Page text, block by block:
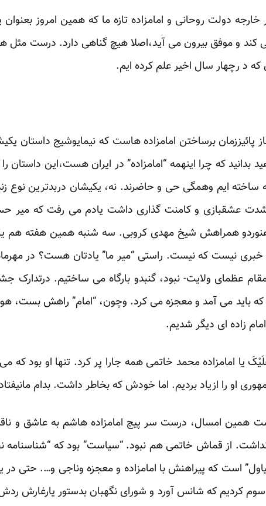
دولت روحانی و امامزاده تازه ما که همین امروز
۱+۵ مطرح می کند و موفق بیرون می آید،اصلا هیچ گناهی دارد. درست
که د رچهار سال اخیر علم کرده ایم.
پائیززمان برساختن امامزاده هاست که نیمایوشیج داستان
که چرا اینهمه “امامزاده” در ایران هست،این داستان را
ساخته ایم وهمگی حی و حاضرند. نه، یکیشان دربدترین نوع
عشقبازی و کامنت گذاری داشت یادم می رفت که میر
همراهش شیخ مهدی کروبی. سه شنبه همین هفته هم
عظمای ولایت- نبود، گنبدو بارگاه می ساختیم. درتدارک
که باید می آمد و معجزه می کرد. وچون، “امام” راهش بست،
زاده ای دیگر شدیم.
یا امامزاده محمد خاتمی همه جارا پر کرد. تنها او بود که
او را ازیاد بردیم. اما خودش که بخاطر داشت. بدام
سر پیچ امامزاده هاشم به عاشق و
از قماش خاتمی هم نبود. “سیاست” بود که “شناسنامه
است که پیراهنش با امامزاده و معجزه وناجی و….
سوم کردیم که شانس آورد و شورای نگهبان بدستور یارغارش